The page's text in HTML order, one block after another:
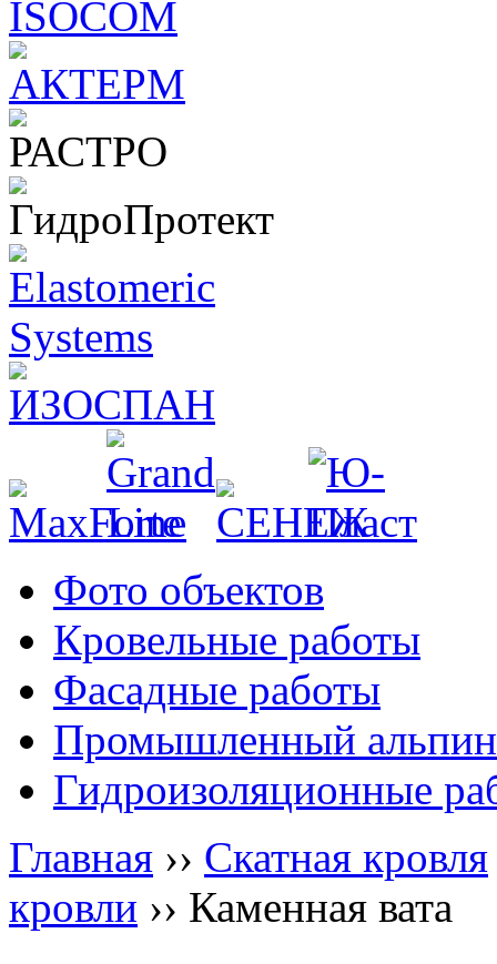
Фото объектов
Кровельные работы
Фасадные работы
Промышленный
Гидроизоляционные
Главная ›› Скатная кровля
кровли ›› Каменная вата